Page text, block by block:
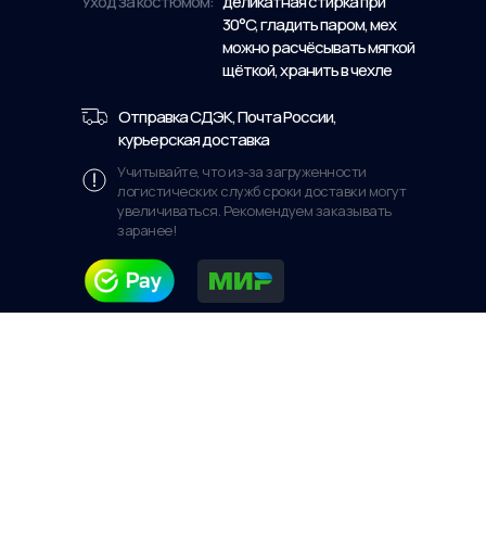
30°C, гладить паром, мех
можно расчёсывать мягкой
щёткой, хранить в чехле
Учитывайте, что из-за загруженности
логистических служб сроки доставки могут
увеличиваться. Рекомендуем заказывать
заранее!
Отправка СДЭК, Почта России,
курьерская доставка